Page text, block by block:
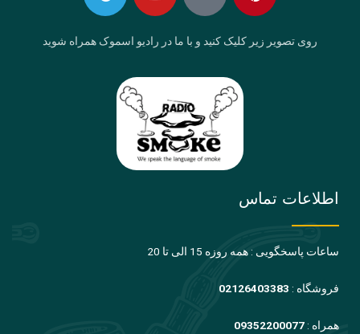
روی تصویر زیر کلیک کنید و با ما در رادیو اسموک همراه شوید
اطلاعات تماس
ساعات پاسخگویی : همه روزه 15 الی تا 20
فروشگاه : 02126403383
همراه : 09352200077